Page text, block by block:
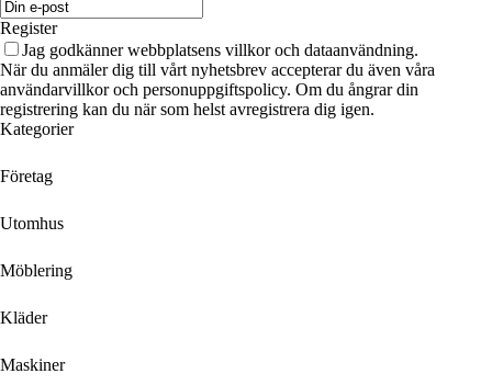
Register
Jag godkänner webbplatsens villkor och dataanvändning.
När du anmäler dig till vårt nyhetsbrev accepterar du även våra
användarvillkor och personuppgiftspolicy. Om du ångrar din
registrering kan du när som helst avregistrera dig igen.
Kategorier
Företag
Utomhus
Möblering
Kläder
Maskiner